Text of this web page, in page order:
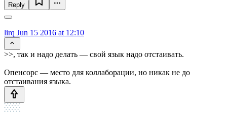
Reply
lirq Jun 15 2016 at 12:10
>>, так и надо делать — свой язык надо отстаивать.
Опенсорс — место для коллаборации, но никак не до
отстаивания языка.